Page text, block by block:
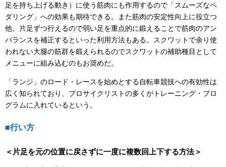
足を持ち上げる動き）に使う筋肉にも作用するので「スムーズなペ
ダリング」への効果も期待できる。また筋肉の安定性向上に役立つ
他、片足ずつ行えるので弱い足を重点的に鍛えることで筋肉のアン
バランスを補正するといった利用方法もある。スクワットで余り使
われない大腿の筋群を鍛えられるのでスクワットの補助種目として
メニューに組み込むのもお奨めだ。
「ランジ」のロード・レースを始めとする自転車競技への有効性は
広く知られており、プロサイクリストの多くがトレーニング・プロ
グラムに入れているという。
■行い方
＜片足を元の位置に戻さずに一度に複数回上下する方法＞